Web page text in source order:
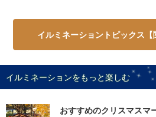
イルミネーショントピックス
イルミネーションをもっと楽しむ
おすすめのクリスマスマ